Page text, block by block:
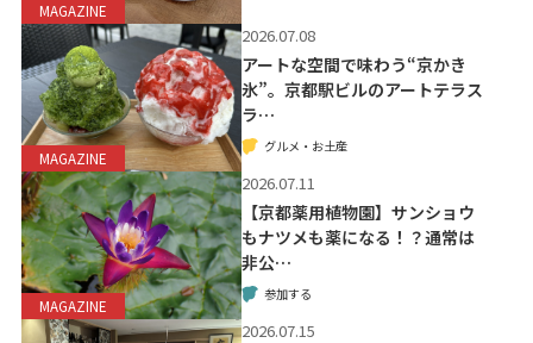
MAGAZINE
MAGAZINE
2026.07.08
アートな空間で味わう“京かき
氷”。京都駅ビルのアートテラス
ラ…
グルメ・お土産
MAGAZINE
2026.07.11
【京都薬用植物園】サンショウ
もナツメも薬になる！？通常は
非公…
参加する
2026.07.15